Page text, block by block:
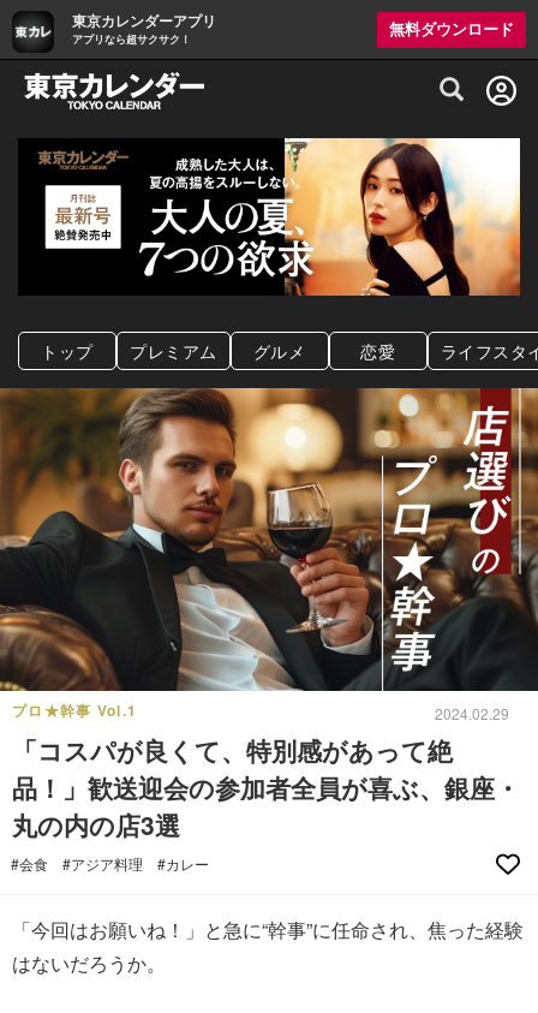
東京カレンダーアプリ
アプリなら超サクサク！
無料ダウンロード
グルメ情報・プレミアムレストラン予約
トップ プレミアム グルメ 恋愛 ライフスタ
プロ★幹事 Vol.1 2024.02.29
「コスパが良くて、特別感があって絶
品！」歓送迎会の参加者全員が喜ぶ、銀座・
丸の内の店3選
#会食 #アジア料理 #カレー
「今回はお願いね！」と急に“幹事”に任命され、焦った経験
はないだろうか。